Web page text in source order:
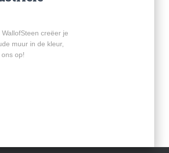
creëer je
muur in de kleur,
op!